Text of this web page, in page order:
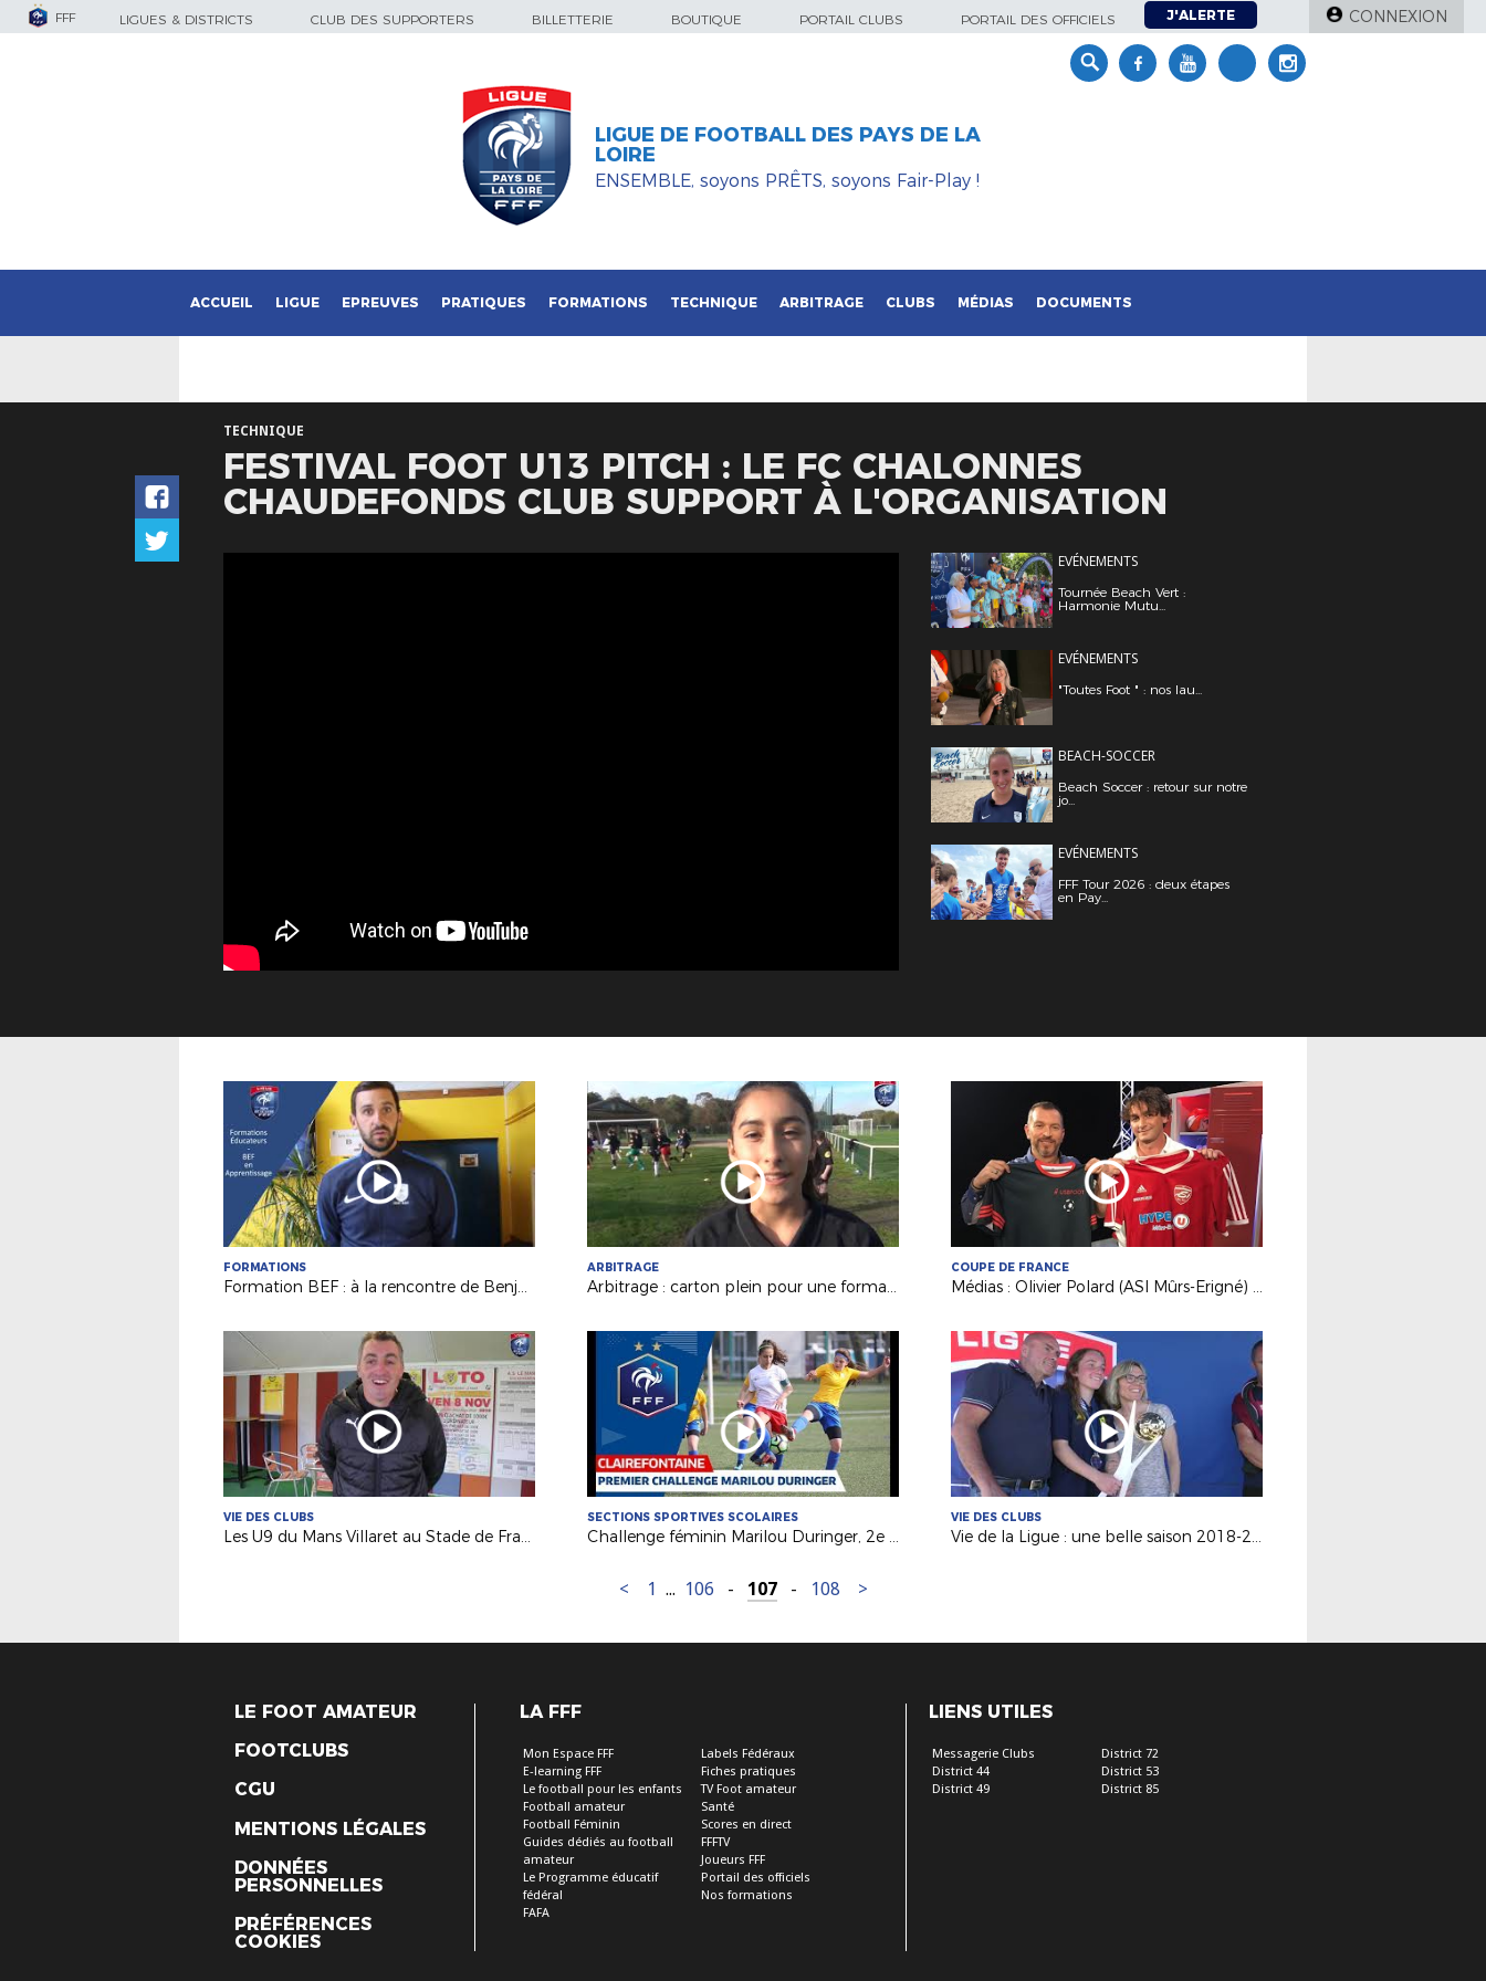
FFF LIGUES & DISTRICTS CLUB DES SUPPORTERS BILLETTERIE BOUTIQUE PORTAIL CLUBS PORTAIL DES OFFICIELS J'ALERTE CONNEXION
LIGUE DE FOOTBALL DES PAYS DE LA
LOIRE
ENSEMBLE, soyons PRÊTS, soyons Fair-Play !
ACCUEIL LIGUE EPREUVES PRATIQUES FORMATIONS TECHNIQUE ARBITRAGE CLUBS MÉDIAS DOCUMENTS
TECHNIQUE
FESTIVAL FOOT U13 PITCH : LE FC CHALONNES
CHAUDEFONDS CLUB SUPPORT À L'ORGANISATION
EVÉNEMENTS
Tournée Beach Vert :
Harmonie Mutu...
EVÉNEMENTS
"Toutes Foot " : nos lau...
BEACH-SOCCER
Beach Soccer : retour sur notre
jo...
EVÉNEMENTS
FFF Tour 2026 : deux étapes
en Pay...
FORMATIONS
Formation BEF : à la rencontre de Benjamin Gauvin, candidat BEF en Apprentissage (AS Bourny Laval)
ARBITRAGE
Arbitrage : carton plein pour une formation 100% féminine !
COUPE DE FRANCE
Médias : Olivier Polard (ASI Mûrs-Erigné) invité de France 3
VIE DES CLUBS
Les U9 du Mans Villaret au Stade de France
SECTIONS SPORTIVES SCOLAIRES
Challenge féminin Marilou Duringer, 2e édition !
VIE DES CLUBS
Vie de la Ligue : une belle saison 2018-2019 !
< 1 ... 106 - 107 - 108 >
LE FOOT AMATEUR
FOOTCLUBS
CGU
MENTIONS LÉGALES
DONNÉES
PERSONNELLES
PRÉFÉRENCES
COOKIES
LA FFF
Mon Espace FFF
E-learning FFF
Le football pour les enfants
Football amateur
Football Féminin
Guides dédiés au football
amateur
Le Programme éducatif
fédéral
FAFA
Labels Fédéraux
Fiches pratiques
TV Foot amateur
Santé
Scores en direct
FFFTV
Joueurs FFF
Portail des officiels
Nos formations
LIENS UTILES
Messagerie Clubs
District 44
District 49
District 72
District 53
District 85